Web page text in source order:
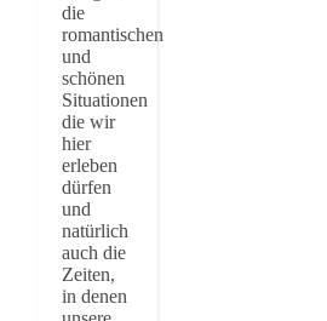
die
romantischen
und
schönen
Situationen
die wir
hier
erleben
dürfen
und
natürlich
auch die
Zeiten,
in denen